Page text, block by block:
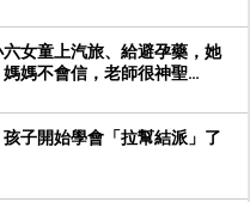
女童上汽旅、給避孕藥，她
媽不會信，老師很神聖…
子開始學會「拉幫結派」了